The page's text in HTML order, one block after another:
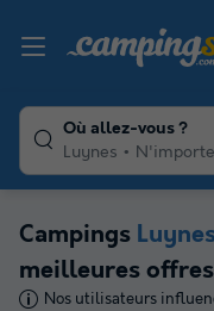
Où allez-vous ?
Luynes
Campings
meilleures offres
Nos utilisateurs